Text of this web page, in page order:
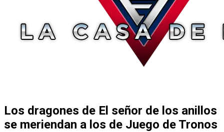
Los dragones de El señor de los anillos
se meriendan a los de Juego de Tronos